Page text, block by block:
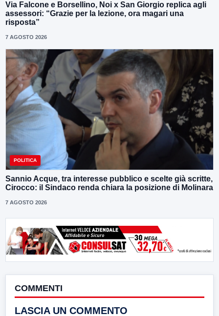
Via Falcone e Borsellino, Noi x San Giorgio replica agli
assessori: “Grazie per la lezione, ora magari una
risposta”
7 AGOSTO 2026
POLITICA
Sannio Acque, tra interesse pubblico e scelte già scritte,
Cirocco: il Sindaco renda chiara la posizione di Molinara
7 AGOSTO 2026
COMMENTI
LASCIA UN COMMENTO